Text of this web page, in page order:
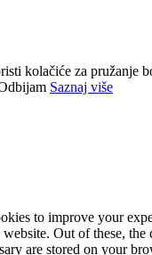
kolačiće za pružanje
Saznaj više
to improve your
Out of these, the
are stored on your